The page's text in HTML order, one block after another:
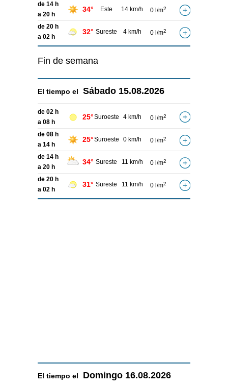
de 14 h
a 20 h
34° Este 14 km/h 0 l/m2
de 20 h
a 02 h
32° Sureste 4 km/h 0 l/m2
Fin de semana
El tiempo el Sábado 15.08.2026
de 02 h
a 08 h
25°Suroeste 4 km/h 0 l/m2
de 08 h
a 14 h
25°Suroeste 0 km/h 0 l/m2
de 14 h
a 20 h
34° Sureste 11 km/h 0 l/m2
de 20 h
a 02 h
31° Sureste 11 km/h 0 l/m2
El tiempo el Domingo 16.08.2026